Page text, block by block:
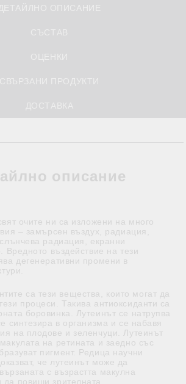
описание
очите ни са изложени на много
– замърсен въздух, радиация,
радиация, екранни
Вредното въздействие на тези
дегенеративни промени в
са тези вещества, които могат да
процеси. Такива антиоксиданти са
боровинка. Лутеинът се натрупва
синтезира в организма и се набавя
на плодове и зеленчуци. Лутеинът
на ретината и заедно със
пигмент. Редица научни
че лутеинът може да
с възрастта макулна
да повиши зрителната